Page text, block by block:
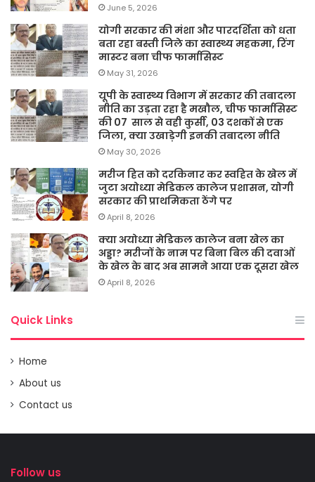
June 5, 2026
योगी सरकार की मंशा और पारदर्शिता को धता
बता रहा बस्ती जिले का स्वास्थ्य महकमा, रिंग
मास्टर बना चीफ फार्मासिस्ट
May 31, 2026
यूपी के स्वास्थ्य विभाग में सरकार की तबादला
नीति का उड़ता रहा है मखौल, चीफ फार्मासिस्ट
की 07 साल से वही कुर्सी, 03 दशकों से एक
जिला, क्या उखाड़ेगी इनकी तबादला नीति
May 30, 2026
मरीज हित को दरकिनार कर स्वहित के खेल में
जुटा अयोध्या मेडिकल कालेज प्रशासन, योगी
सरकार की प्राथमिकता ठेंगे पर
April 8, 2026
क्या अयोध्या मेडिकल कालेज बना खेल का
अड्डा? मरीजों के नाम पर बिना बिल की दवाओं
के खेल के बाद अब सामने आया एक दूसरा खेल
April 8, 2026
Quick Links
Home
About us
Contact us
Follow us